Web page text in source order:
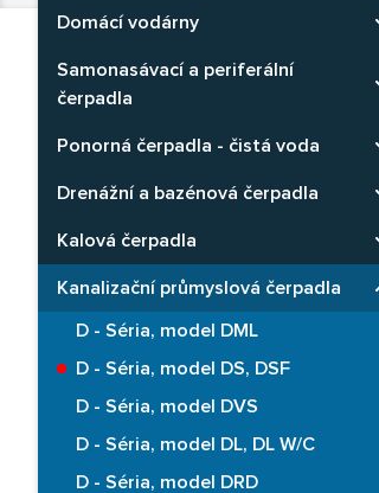
Domácí vodárny
Samonasávací a periferální
čerpadla
Ponorná čerpadla - čistá voda
Drenážní a bazénová čerpadla
Kalová čerpadla
Kanalizační průmyslová čerpadla
D - Séria, model DML
D - Séria, model DS, DSF
D - Séria, model DVS
D - Séria, model DL, DL W/C
D - Séria, model DRD